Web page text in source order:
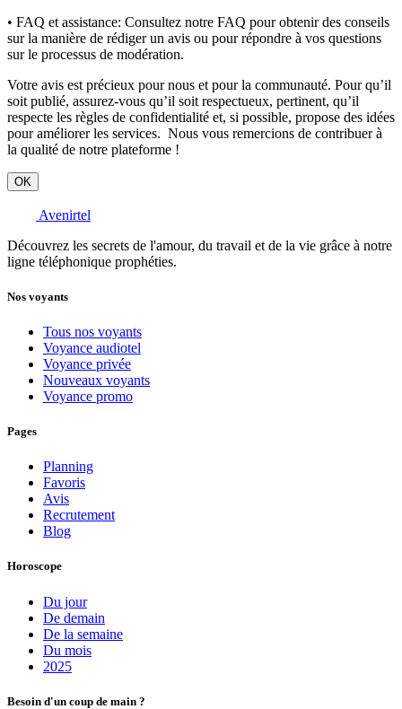
• FAQ et assistance: Consultez notre FAQ pour obtenir des conseils
sur la manière de rédiger un avis ou pour répondre à vos questions
sur le processus de modération.
Votre avis est précieux pour nous et pour la communauté. Pour qu’il
soit publié, assurez-vous qu’il soit respectueux, pertinent, qu’il
respecte les règles de confidentialité et, si possible, propose des idées
pour améliorer les services. Nous vous remercions de contribuer à
la qualité de notre plateforme !
OK
Avenirtel
Découvrez les secrets de l'amour, du travail et de la vie grâce à notre
ligne téléphonique prophéties.
Nos voyants
Tous nos voyants
Voyance audiotel
Voyance privée
Nouveaux voyants
Voyance promo
Pages
Planning
Favoris
Avis
Recrutement
Blog
Horoscope
Du jour
De demain
De la semaine
Du mois
2025
Besoin d'un coup de main ?